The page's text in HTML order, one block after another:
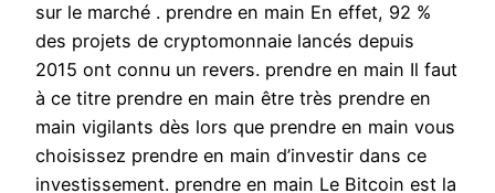
sur le marché . prendre en main En effet, 92 %
des projets de cryptomonnaie lancés depuis
2015 ont connu un revers. prendre en main Il faut
à ce titre prendre en main être très prendre en
main vigilants dès lors que prendre en main vous
choisissez prendre en main d’investir dans ce
investissement. prendre en main Le Bitcoin est la